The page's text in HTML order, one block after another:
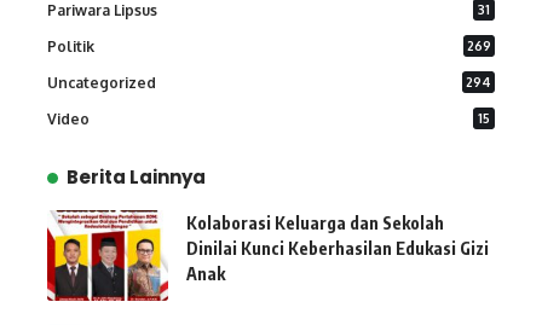
Pariwara Lipsus 31
Politik 269
Uncategorized 294
Video 15
Berita Lainnya
Kolaborasi Keluarga dan Sekolah
Dinilai Kunci Keberhasilan Edukasi Gizi
Anak